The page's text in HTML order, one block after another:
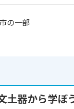
の一部
土器から学ぼ